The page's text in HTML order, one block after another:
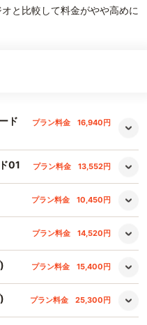
と比較して料金がやや高めに
ド
プラン料金 16,940円
01 プラン料金 13,552円
プラン料金 10,450円
プラン料金 14,520円
プラン料金 15,400円
プラン料金 25,300円